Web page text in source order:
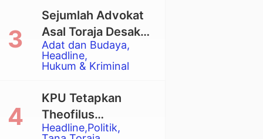
Adat dan Budaya
Headline
Hukum & Kriminal
Sejumlah Advokat
Asal Toraja Desak
Mahkamah Agung
Larang Penggunaan
Eksekusi Rumah
Adat Tongkonan
Headline Politik
KPU Tetapkan
Theofilus
Allorerung dan